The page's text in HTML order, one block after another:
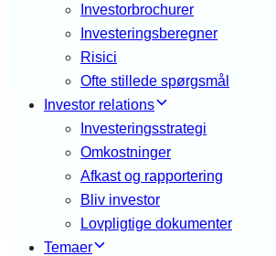
Investorbrochurer
Investeringsberegner
Risici
Ofte stillede spørgsmål
Investor relations
Investeringsstrategi
Omkostninger
Afkast og rapportering
Bliv investor
Lovpligtige dokumenter
Temaer